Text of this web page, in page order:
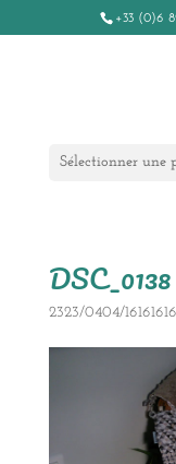
+33 (0)6
Sélectionner une
DSC_0138
2323/0404/16161616